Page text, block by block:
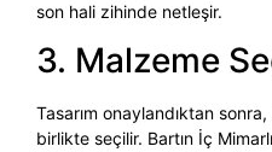
son hali zihinde netleşir.
3. Malzeme
Tasarım onaylandıktan
birlikte seçilir. Bartın İç